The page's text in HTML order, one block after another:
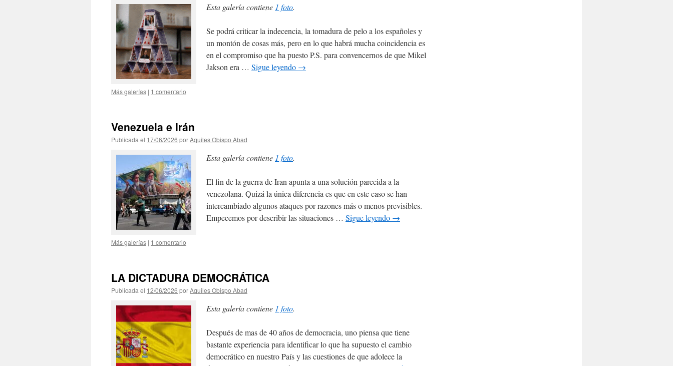
Esta galería contiene 1 foto.
Se podrá criticar la indecencia, la tomadura de pelo a los españoles y
un montón de cosas más, pero en lo que habrá mucha coincidencia es
en el compromiso que ha puesto P.S. para convencernos de que Mikel
Jakson era … Sigue leyendo →
Más galerías | 1 comentario
Venezuela e Irán
Publicada el 17/06/2026 porAquiles Obispo Abad
Esta galería contiene 1 foto.
El fin de la guerra de Iran apunta a una solución parecida a la
venezolana. Quizá la única diferencia es que en este caso se han
intercambiado algunos ataques por razones más o menos previsibles.
Empecemos por describir las situaciones … Sigue leyendo →
Más galerías | 1 comentario
LA DICTADURA DEMOCRÁTICA
Publicada el 12/06/2026 porAquiles Obispo Abad
Esta galería contiene 1 foto.
Después de mas de 40 años de democracia, uno piensa que tiene
bastante experiencia para identificar lo que ha supuesto el cambio
democrático en nuestro País y las cuestiones de que adolece la